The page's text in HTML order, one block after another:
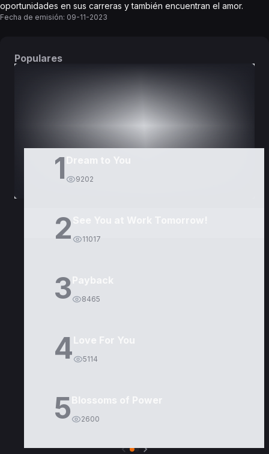
oportunidades en sus carreras y también encuentran el amor.
Fecha de emisión: 09-11-2023
Populares
1 9202
2 11017
3Payback
8465
4Love For You
5114
5Blossoms of Power
2600